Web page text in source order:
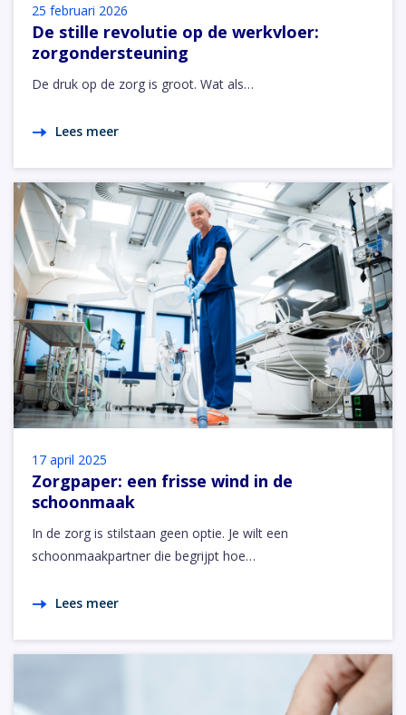
25 februari 2026
De stille revolutie op de werkvloer:
zorgondersteuning
De druk op de zorg is groot. Wat als…
Lees meer
17 april 2025
Zorgpaper: een frisse wind in de
schoonmaak
In de zorg is stilstaan geen optie. Je wilt een
schoonmaakpartner die begrijpt hoe…
Lees meer